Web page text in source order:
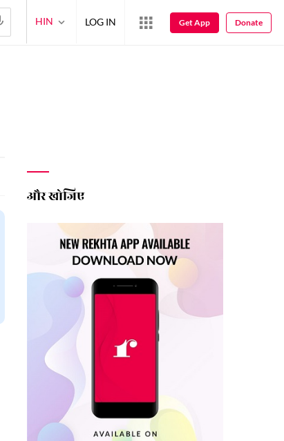
और खोजिए
HIN LOG IN Get App Donate